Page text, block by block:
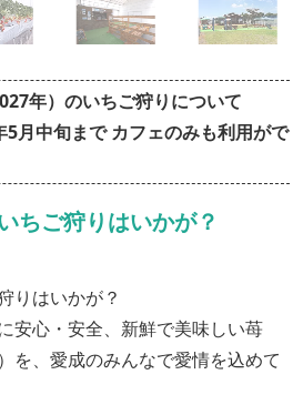
年）のいちご狩りについて
月中旬まで カフェのみも利用がで
ちご狩りはいかが？
りはいかが？
安心・安全、新鮮で美味しい苺
を、愛成のみんなで愛情を込めて